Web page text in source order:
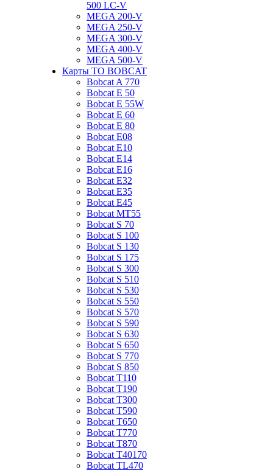
500 LC-V
MEGA 200-V
MEGA 250-V
MEGA 300-V
MEGA 400-V
MEGA 500-V
Карты ТО BOBCAT
Bobcat A 770
Bobcat E 50
Bobcat E 55W
Bobcat E 60
Bobcat E 80
Bobcat E08
Bobcat E10
Bobcat E14
Bobcat E16
Bobcat E32
Bobcat E35
Bobcat E45
Bobcat MT55
Bobcat S 70
Bobcat S 100
Bobcat S 130
Bobcat S 175
Bobcat S 300
Bobcat S 510
Bobcat S 530
Bobcat S 550
Bobcat S 570
Bobcat S 590
Bobcat S 630
Bobcat S 650
Bobcat S 770
Bobcat S 850
Bobcat T110
Bobcat T190
Bobcat T300
Bobcat T590
Bobcat T650
Bobcat T770
Bobcat T870
Bobcat T40170
Bobcat TL470